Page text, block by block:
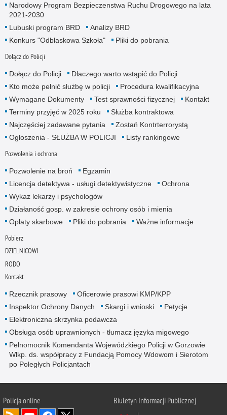
Narodowy Program Bezpieczenstwa Ruchu Drogowego na lata
2021-2030
Lubuski program BRD
Analizy BRD
Konkurs "Odblaskowa Szkoła"
Pliki do pobrania
Dołącz do Policji
Dołącz do Policji
Dlaczego warto wstąpić do Policji
Kto może pełnić służbę w policji
Procedura kwalifikacyjna
Wymagane Dokumenty
Test sprawności fizycznej
Kontakt
Terminy przyjęć w 2025 roku
Służba kontraktowa
Najczęściej zadawane pytania
Zostań Kontrterrorystą
Ogłoszenia - SŁUŻBA W POLICJI
Listy rankingowe
Pozwolenia i ochrona
Pozwolenie na broń
Egzamin
Licencja detektywa - usługi detektywistyczne
Ochrona
Wykaz lekarzy i psychologów
Działaność gosp. w zakresie ochrony osób i mienia
Opłaty skarbowe
Pliki do pobrania Ważne informacje
Pobierz
DZIELNICOWI
RODO
Kontakt
Rzecznik prasowy
Oficerowie prasowi KMP/KPP
Inspektor Ochrony Danych
Skargi i wnioski
Petycje
Elektroniczna skrzynka podawcza
Obsługa osób uprawnionych - tłumacz języka migowego
Pełnomocnik Komendanta Wojewódzkiego Policji w Gorzowie
Wlkp. ds. współpracy z Fundacją Pomocy Wdowom i Sierotom
po Poległych Policjantach
Policja online
Biuletyn Informacji Publicznej